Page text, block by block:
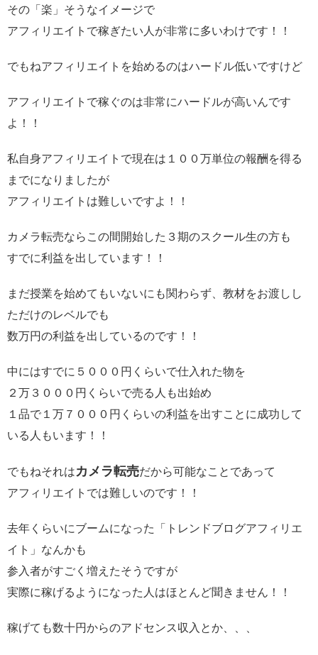
その「楽」そうなイメージで
アフィリエイトで稼ぎたい人が非常に多いわけです！！
でもねアフィリエイトを始めるのはハードル低いですけど
アフィリエイトで稼ぐのは非常にハードルが高いんです
よ！！
私自身アフィリエイトで現在は１００万単位の報酬を得る
までになりましたが
アフィリエイトは難しいですよ！！
カメラ転売ならこの間開始した３期のスクール生の方も
すでに利益を出しています！！
まだ授業を始めてもいないにも関わらず、教材をお渡しし
ただけのレベルでも
数万円の利益を出しているのです！！
中にはすでに５０００円くらいで仕入れた物を
２万３０００円くらいで売る人も出始め
１品で１万７０００円くらいの利益を出すことに成功して
いる人もいます！！
でもねそれはカメラ転売だから可能なことであって
アフィリエイトでは難しいのです！！
去年くらいにブームになった「トレンドブログアフィリエ
イト」なんかも
参入者がすごく増えたそうですが
実際に稼げるようになった人はほとんど聞きません！！
稼げても数十円からのアドセンス収入とか、、、